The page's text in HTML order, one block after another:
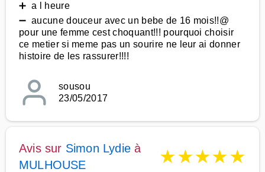
➕ a l heure
➖ aucune douceur avec un bebe de 16 mois!!@
pour une femme cest choquant!!! pourquoi choisir
ce metier si meme pas un sourire ne leur ai donner
histoire de les rassurer!!!!
sousou
23/05/2017
Avis sur Simon Lydie à
MULHOUSE
★★★★★